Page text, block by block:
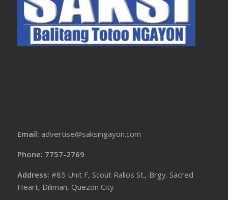
Email: advertise@saksingayon.com
Phone: 7757-2769
Address:#85 Unit F, Scout Rallos St., Brgy. Sacred
Heart, Diliman, Quezon City